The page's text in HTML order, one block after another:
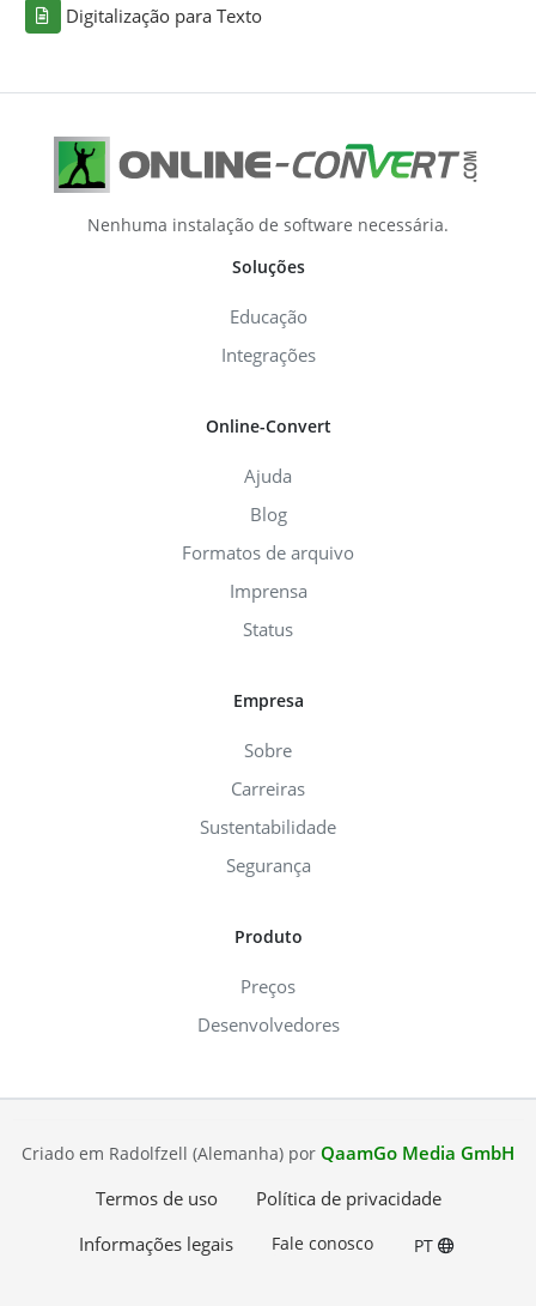
Digitalização para Texto
Nenhuma instalação de software necessária.
Soluções
Educação
Integrações
Online-Convert
Ajuda
Blog
Formatos de arquivo
Imprensa
Status
Empresa
Sobre
Carreiras
Sustentabilidade
Segurança
Produto
Preços
Desenvolvedores
Criado em Radolfzell (Alemanha) por QaamGo Media GmbH
Termos de uso
Política de privacidade
Informações legais
Fale conosco PT